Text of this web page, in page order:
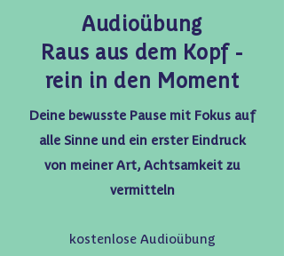
Audioübung
Raus aus dem Kopf -
rein in den Moment
Deine bewusste Pause mit Fokus auf
alle Sinne und ein erster Eindruck
von meiner Art, Achtsamkeit zu
vermitteln
kostenlose Audioübung